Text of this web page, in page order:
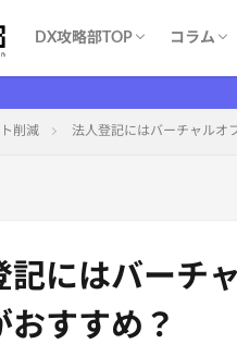
DX攻略部TOP コラム
削減 法人登記にはバーチャルオ
記にはバーチ
おすすめ？